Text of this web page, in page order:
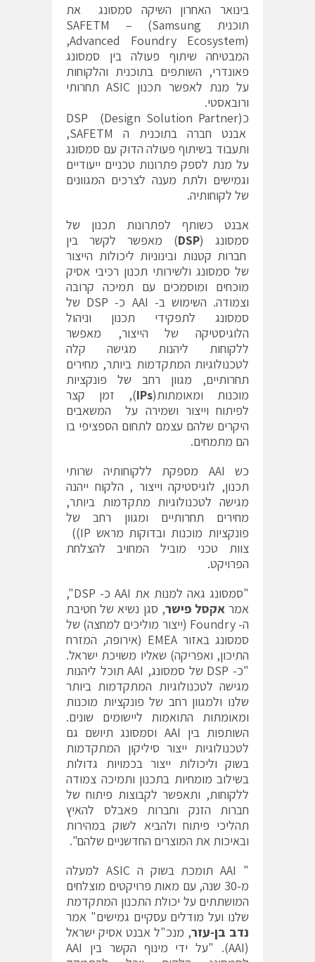
בינואר האחרון השיקה סמסונג את
תוכנית SAFETM – (Samsung
Advanced Foundry Ecosystem),
המבטיחה שיתוף פעולה בין סמסונג
פאונדרי, השותפים בתוכנית והלקוחות
על מנת לאפשר תכנון ASIC תחרותי
ורובאסטי.
כDSP (Design Solution Partner)
אבנט חברה בתוכנית ה SAFETM,
ותעבוד בשיתוף פעולה הדוק עם סמסונג
על מנת לספק פתרונות טכניים ייעודיים
וגמישים ולתת מענה לצרכים המגוונים
של לקוחותיה.
אבנט כשותף לפתרונות תכנון של
סמסונג (DSP) מאפשר לקשר בין
חברות קטנות ובינוניות ליכולות הייצור
של סמסונג ולשירותי תכנון רכיבי אסיק
מוכחים ומוסמכים עם תמיכה קרובה
וצמודה. השימוש ב- AAI כ- DSP של
סמסונג לתפקידי תכנון וניהול
הלוגיסטיקה של הייצור, מאפשר
ללקוחות ליהנות מגישה קלה
לטכנולוגיות המתקדמות ביותר, מחירים
תחרותיים, מגוון רחב של פונקציות
מוכנות ומאומתות(IPs), זמן קצר
לפיתוח וייצור ושמירה על המשאבים
היקרים שלהם עצמם לתחום הספציפי בו
הם מתמחים.
כש AAI מספקת ללקוחותיה שרותי
תכנון, לוגיסטיקה וייצור , הלקוח ייהנה
מגישה לטכנולוגיות מתקדמות ביותר,
מחירים תחרותיים ומגוון רחב של
פונקציות מוכנות ובדוקות מראש IP))
צוות טכני מוביל המחויב להצלחת
הפרויקט.
"סמסונג גאה למנות את AAI כ- DSP",
אמראקסל פישר, סגן נשיא של חטיבת
ה- Foundry (ייצור מוליכים למחצה) של
סמסונג באזור EMEA (אירופה, המזרח
התיכון, ואפריקה) שאליו משויכת ישראל.
"כ- DSP של סמסונג, AAI תוכל ליהנות
מגישה לטכנולוגיות המתקדמות ביותר
שלנו ולמגוון רחב של פונקציות מוכנות
ומאומתות התואמות ליישומים שונים.
השותפות בין AAI וסמסונג תיושם גם
לטכנולוגיות ייצור סיליקון המתקדמות
בשוק וליכולות ייצור בכמויות גדולות
בשילוב מומחיות בתכנון ותמיכה צמודה
ללקוחות, ותאפשר לקבוצות פיתוח של
חברות הזנק וחברות פאבלס להאיץ
תהליכי פיתוח ולהביא לשוק במהירות
ובאיכות את המוצרים החדשניים שלהם".
" AAI תומכת בשוק ה ASIC למעלה
מ-30 שנה, עם מאות פרויקטים מוצלחים
המושתתים על יכולת התכנון המתקדמת
שלנו ועל מודלים עסקיים גמישים" אמר
נדב בן-עזר, מנכ"ל אבנט אסיק ישראל
(AAI). "על ידי מינוף הקשר בין AAI